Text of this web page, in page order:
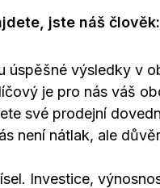
jste náš člověk:
úspěšné výsledky v
je pro nás váš
své prodejní
není nátlak, ale
Investice,